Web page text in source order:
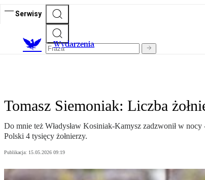
Serwisy
Wydarzenia
Tomasz Siemoniak: Liczba
Do mnie też Władysław Kosiniak-Kamysz zadzwonił w
Polski 4 tysięcy żołnierzy.
Publikacja: 15.05.2026 09:19